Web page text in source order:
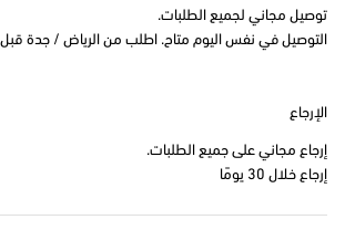
توصيل مجاني لجميع الطلبات.
التوصيل في نفس اليوم متاح. اطلب من الرياض / جدة قبل
الإرجاع
إرجاع مجاني على جميع الطلبات.
إرجاع خلال 30 يومًا